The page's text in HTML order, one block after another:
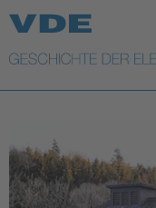
Top Themen
Weitere Themen